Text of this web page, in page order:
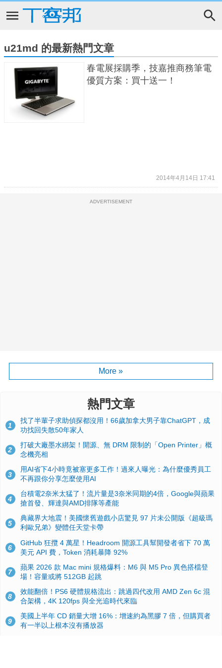
u21md 的最新熱門文章
春電展採購季，技嘉推商務筆電
優質方案：買十送一！
2014年4月14日 17:41
ADVERTISEMENT
More »
熱門文章
1
找了半輩子求助偵探都沒用！66歲加拿大男子靠ChatGPT，成
功找回失散50年家人
2
打破大廠墨水綁架！開源、無 DRM 限制的「Open Printer」概
念機亮相
3
用AI省下4小時竟被塞更多工作！過來人曝光：為什麼優秀員工
不再跟你分享怎麼使用AI
4
台積電2奈米太猛了！流片量是3奈米同期的4倍，Google與蘋果
搶首發、輝達與AMD排隊等產能
5
典藏界大地震！美國懷舊遊戲小店驚見 97 片未公開版《超級瑪
利歐兄弟》變體任天堂卡帶
6
GitHub 狂攬 4 萬星！Headroom 開源工具幫開發者省下 70 萬
美元 API 費，Token 消耗暴降 92%
7
蘋果 2026 款 Mac mini 規格爆料：M6 與 M5 Pro 異色搭檔登
場！容量或將 512GB 起跳
8
效能翻倍！PS6 硬體規格流出：跳過四代改用 AMD Zen 6c 混
合架構，4K 120fps 與全光追時代來臨
9
美國上半年 CD 銷量大增 16%：增速約為黑膠 7 倍，但購買者
有一半以上根本沒有播放器